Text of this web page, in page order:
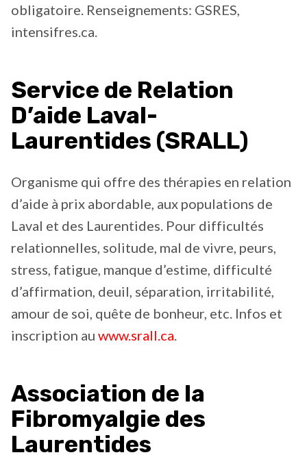
obligatoire. Renseignements: GSRES,
intensifres.ca.
Service de Relation
D’aide Laval-
Laurentides (SRALL)
Organisme qui offre des thérapies en relation
d’aide à prix abordable, aux populations de
Laval et des Laurentides. Pour difficultés
relationnelles, solitude, mal de vivre, peurs,
stress, fatigue, manque d’estime, difficulté
d’affirmation, deuil, séparation, irritabilité,
amour de soi, quête de bonheur, etc. Infos et
inscription au www.srall.ca.
Association de la
Fibromyalgie des
Laurentides